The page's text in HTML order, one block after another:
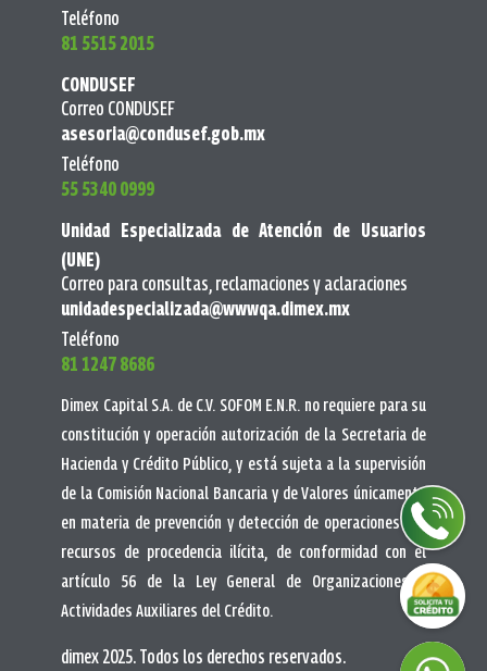
Teléfono
81 5515 2015
CONDUSEF
Correo CONDUSEF
asesoria@condusef.gob.mx
Teléfono
55 5340 0999
Unidad Especializada de Atención de Usuarios
(UNE)
Correo para consultas, reclamaciones y aclaraciones
unidadespecializada@wwwqa.dimex.mx
Teléfono
81 1247 8686
Dimex Capital S.A. de C.V. SOFOM E.N.R. no requiere para su
constitución y operación autorización de la Secretaria de
Hacienda y Crédito Público, y está sujeta a la supervisión
de la Comisión Nacional Bancaria y de Valores únicamente
en materia de prevención y detección de operaciones con
recursos de procedencia ilícita, de conformidad con el
artículo 56 de la Ley General de Organizaciones y
Actividades Auxiliares del Crédito.
dimex 2025. Todos los derechos reservados.